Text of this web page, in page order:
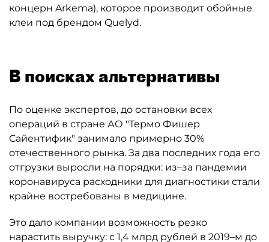
концерн Arkema), которое производит обойные
клеи под брендом Quelyd.
В поисках альтернативы
По оценке экспертов, до остановки всех
операций в стране АО "Термо Фишер
Сайентифик" занимало примерно 30%
отечественного рынка. За два последних года его
отгрузки выросли на порядки: из–за пандемии
коронавируса расходники для диагностики стали
крайне востребованы в медицине.
Это дало компании возможность резко
нарастить выручку: с 1,4 млрд рублей в 2019–м до